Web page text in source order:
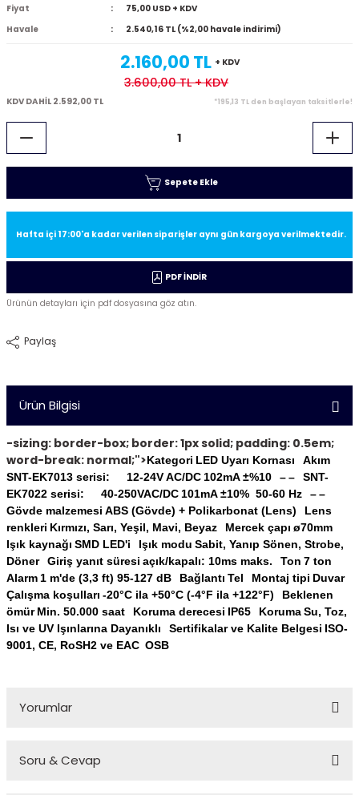
Fiyat
75,00 USD + KDV
Havale
2.540,16 TL (%2,00 havale indirimi)
2.160,00 TL + KDV
3.600,00 TL+ KDV
KDV DAHİL 2.592,00 TL *195,13 TL den başlayan taksitlerle!
Sepete Ekle
Hafta içi 17:00'a kadar verilen siparişler aynı gün kargoya verilmektedir.
PDF İNDİR
Ürünün detayları için pdf dosyasına göz atın.
Paylaş
Ürün Bilgisi
-sizing: border-box; border: 1px solid; padding: 0.5em;
word-break: normal;">Kategori LED Uyarı Kornası
Akım
SNT-EK7013 serisi:
12-24V AC/DC 102mA ±%10 ––
SNT-
EK7022 serisi:
40-250VAC/DC 101mA ±10% 50-60 Hz ––
Gövde malzemesi ABS (Gövde) + Polikarbonat (Lens)
Lens
renkleri Kırmızı, Sarı, Yeşil, Mavi, Beyaz Mercek çapı ø70mm
Işık kaynağı SMD LED'i Işık modu Sabit, Yanıp Sönen, Strobe,
Döner
Giriş yanıt süresi açık/kapalı: 10ms maks. Ton 7 ton
Alarm 1 m'de (3,3 ft) 95-127 dB Bağlantı Tel Montaj tipi Duvar
Çalışma koşulları -20°C ila +50°C (-4°F ila +122°F)
Beklenen
ömür Min. 50.000 saat Koruma derecesi IP65 KorumaSu, Toz,
Isı ve UV Işınlarına Dayanıklı
Sertifikalar ve Kalite Belgesi ISO-
9001, CE, RoSH2 ve EAC OSB
Yorumlar
Soru & Cevap